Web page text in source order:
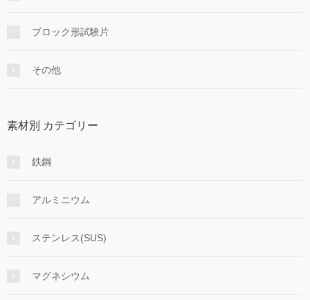
ブロック形試験片
その他
素材別 カテゴリー
鉄鋼
アルミニウム
ステンレス(SUS)
マグネシウム